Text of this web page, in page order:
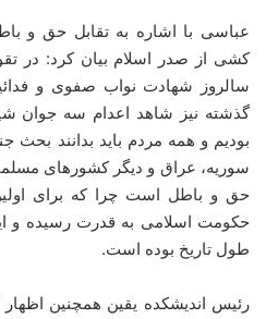
عباسی با اشاره به تقابل حق و
کشی از صدر اسلام بیان کرد: در
سالروز شهادت نواب صفوی و
گذشته نیز شاهد اعدام سه جوان
بودیم و همه مردم باید بدانند
سوریه، عراق و دیگر کشورهای
حق و باطل است چرا که برای
حکومت اسلامی به قدرت رسیده و
طول تاریخ بوده است.
رئیس اندیشکده یقین همچنین